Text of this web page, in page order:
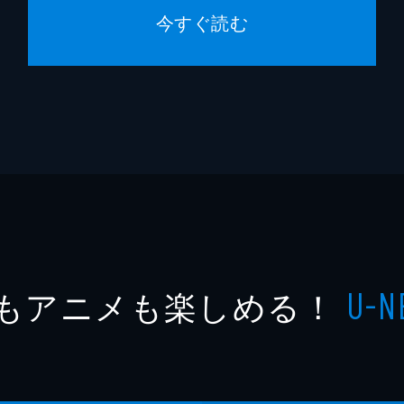
今すぐ読む
アニメも楽しめる！ U-